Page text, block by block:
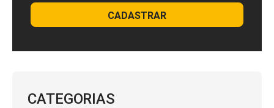
CADASTRAR
CATEGORIAS